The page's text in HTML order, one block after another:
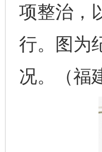
项整治，
行。图为
况。（福